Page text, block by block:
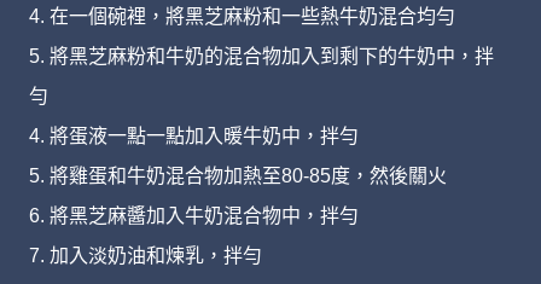
4. 在一個碗裡，將黑芝麻粉和一些熱牛奶混合均勻
5. 將黑芝麻粉和牛奶的混合物加入到剩下的牛奶中，拌
勻
4. 將蛋液一點一點加入暖牛奶中，拌勻
5. 將雞蛋和牛奶混合物加熱至80-85度，然後關火
6. 將黑芝麻醬加入牛奶混合物中，拌勻
7. 加入淡奶油和煉乳，拌勻